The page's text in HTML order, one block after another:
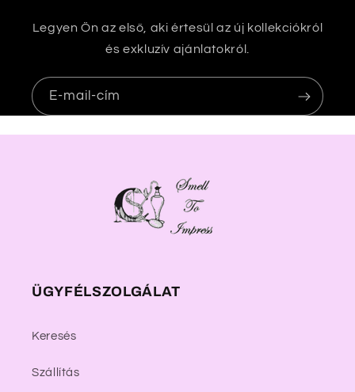
Legyen Ön az első, aki értesül az új kollekciókról
és exkluzív ajánlatokról.
E-mail-cím
ÜGYFÉLSZOLGÁLAT
Keresés
Szállítás